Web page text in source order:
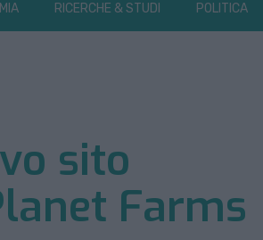
RICERCHE & STUDI POLITICA
sito
Farms